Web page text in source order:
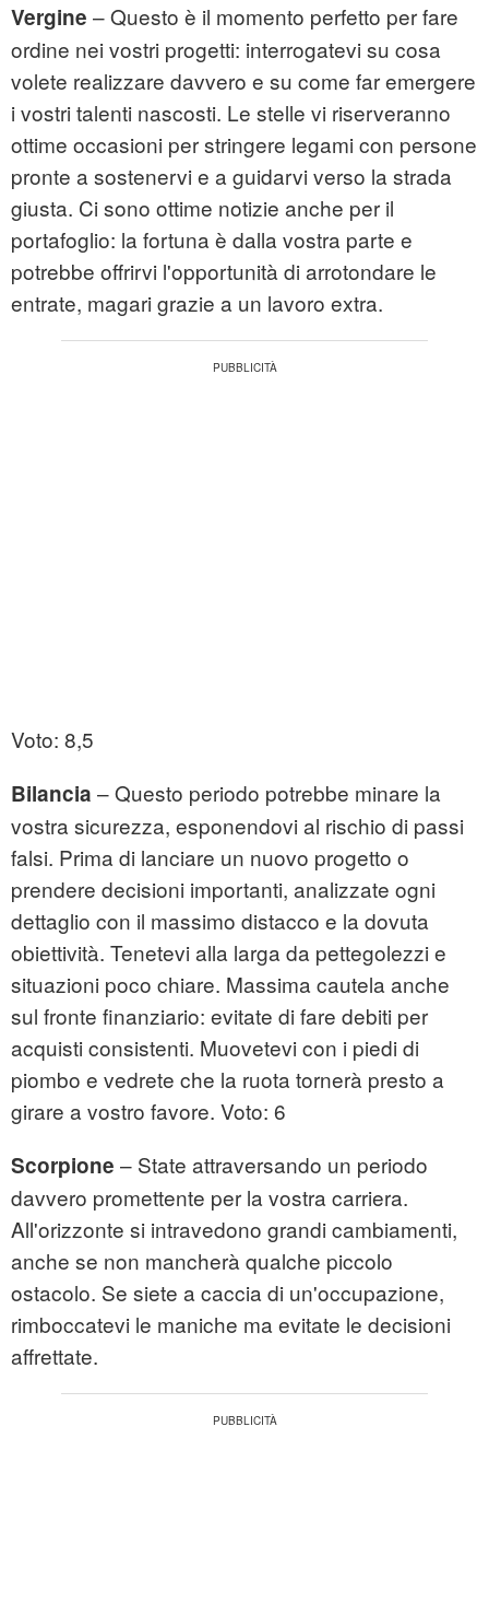
Vergine – Questo è il momento perfetto per fare
ordine nei vostri progetti: interrogatevi su cosa
volete realizzare davvero e su come far emergere
i vostri talenti nascosti. Le stelle vi riserveranno
ottime occasioni per stringere legami con persone
pronte a sostenervi e a guidarvi verso la strada
giusta. Ci sono ottime notizie anche per il
portafoglio: la fortuna è dalla vostra parte e
potrebbe offrirvi l'opportunità di arrotondare le
entrate, magari grazie a un lavoro extra.
Voto: 8,5
Bilancia – Questo periodo potrebbe minare la
vostra sicurezza, esponendovi al rischio di passi
falsi. Prima di lanciare un nuovo progetto o
prendere decisioni importanti, analizzate ogni
dettaglio con il massimo distacco e la dovuta
obiettività. Tenetevi alla larga da pettegolezzi e
situazioni poco chiare. Massima cautela anche
sul fronte finanziario: evitate di fare debiti per
acquisti consistenti. Muovetevi con i piedi di
piombo e vedrete che la ruota tornerà presto a
girare a vostro favore. Voto: 6
Scorpione – State attraversando un periodo
davvero promettente per la vostra carriera.
All'orizzonte si intravedono grandi cambiamenti,
anche se non mancherà qualche piccolo
ostacolo. Se siete a caccia di un'occupazione,
rimboccatevi le maniche ma evitate le decisioni
affrettate.